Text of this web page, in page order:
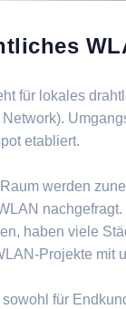
für lokales
etabliert.
werden
haben viele
Projekte mit
für